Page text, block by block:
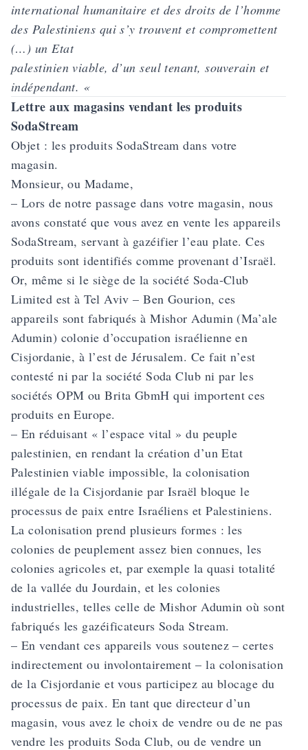
international humanitaire et des droits de l’homme
des Palestiniens qui s’y trouvent et compromettent
(…) un Etat
palestinien viable, d’un seul tenant, souverain et
indépendant. «
Lettre aux magasins vendant les produits
SodaStream
Objet : les produits SodaStream dans votre
magasin.
Monsieur, ou Madame,
– Lors de notre passage dans votre magasin, nous
avons constaté que vous avez en vente les appareils
SodaStream, servant à gazéifier l’eau plate. Ces
produits sont identifiés comme provenant d’Israël.
Or, même si le siège de la société Soda‑Club
Limited est à Tel Aviv – Ben Gourion, ces
appareils sont fabriqués à Mishor Adumin (Ma’ale
Adumin) colonie d’occupation israélienne en
Cisjordanie, à l’est de Jérusalem. Ce fait n’est
contesté ni par la société Soda Club ni par les
sociétés OPM ou Brita GbmH qui importent ces
produits en Europe.
– En réduisant « l’espace vital » du peuple
palestinien, en rendant la création d’un Etat
Palestinien viable impossible, la colonisation
illégale de la Cisjordanie par Israël bloque le
processus de paix entre Israéliens et Palestiniens.
La colonisation prend plusieurs formes : les
colonies de peuplement assez bien connues, les
colonies agricoles et, par exemple la quasi totalité
de la vallée du Jourdain, et les colonies
industrielles, telles celle de Mishor Adumin où sont
fabriqués les gazéificateurs Soda Stream.
– En vendant ces appareils vous soutenez – certes
indirectement ou involontairement – la colonisation
de la Cisjordanie et vous participez au blocage du
processus de paix. En tant que directeur d’un
magasin, vous avez le choix de vendre ou de ne pas
vendre les produits Soda Club, ou de vendre un